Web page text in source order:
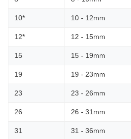
10* 10 - 12mm
12* 12 - 15mm
15 15 - 19mm
19 19 - 23mm
23 23 - 26mm
26 26 - 31mm
31 31 - 36mm